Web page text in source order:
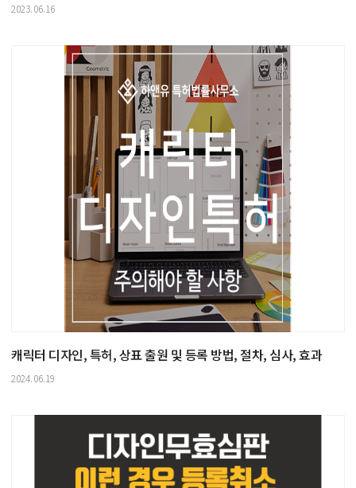
2023.06.16
캐릭터 디자인, 특허, 상표 출원 및 등록 방법, 절차, 심사, 효과
2024.06.19